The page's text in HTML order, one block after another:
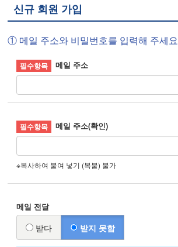
신규 회원 가입
① 메일 주소와 비밀번호를 입력해 주세요
메일 주소
메일 주소(확인)
※복사하여 붙여 넣기 (복붙) 불가
메일 전달
받다 받지 못함